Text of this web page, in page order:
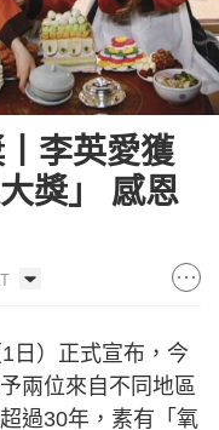
李英愛獲
獎」 感恩
1日）正式宣布，今
兩位來自不同地區
過30年，素有「氧